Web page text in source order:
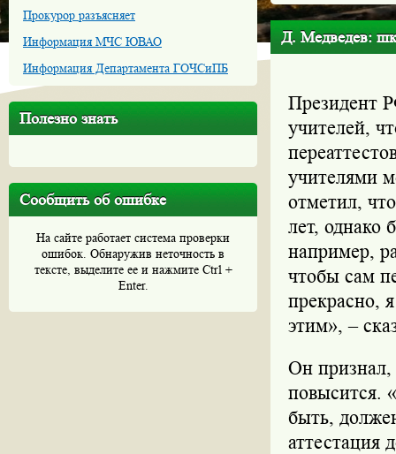
Прокурор разъясняет
Информация МЧС ЮВАО
Информация Департамента ГОЧСиПБ
Полезно знать
Сообщить об ошибке
На сайте работает система проверки
ошибок. Обнаружив неточность в
тексте, выделите ее и нажмите Ctrl +
Enter.
Д. Медведев:
Президент
учителей,
учителями
отметил,
лет, однако
например,
чтобы сам
прекрасно,
этим», –
Он признал,
повысится.
быть,
аттестация